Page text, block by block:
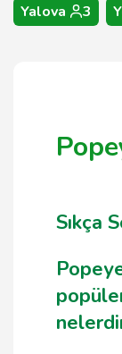
Yalova
3
Sıkça